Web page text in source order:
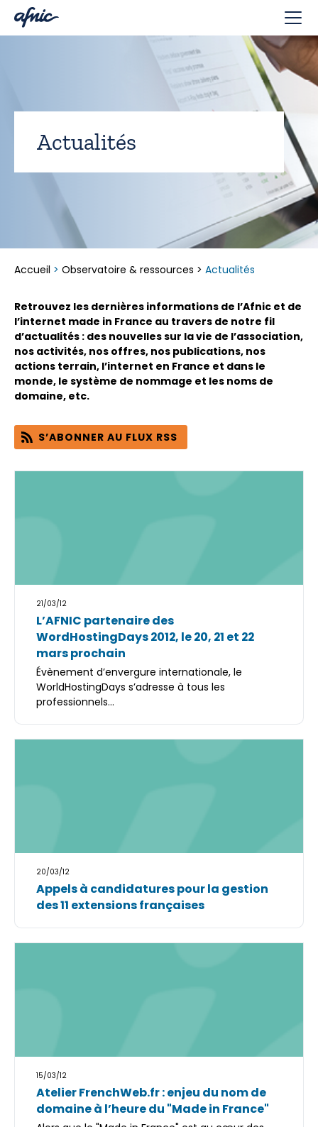
Actualités
Accueil > Observatoire & ressources > Actualités
Retrouvez les dernières informations de l’Afnic et de
l’internet made in France au travers de notre fil
d’actualités : des nouvelles sur la vie de l’association,
nos activités, nos offres, nos publications, nos
actions terrain, l’internet en France et dans le
monde, le système de nommage et les noms de
domaine, etc.
S’ABONNER AU FLUX RSS
21/03/12
L’AFNIC partenaire des
WordHostingDays 2012, le 20, 21 et 22
mars prochain
Évènement d’envergure internationale, le
WorldHostingDays s’adresse à tous les
professionnels...
20/03/12
Appels à candidatures pour la gestion
des 11 extensions françaises
15/03/12
Atelier FrenchWeb.fr : enjeu du nom de
domaine à l’heure du "Made in France"
Panneau de gestion des cookies